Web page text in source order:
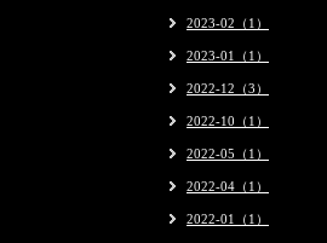
2023-02（1）
2023-01（1）
2022-12（3）
2022-10（1）
2022-05（1）
2022-04（1）
2022-01（1）